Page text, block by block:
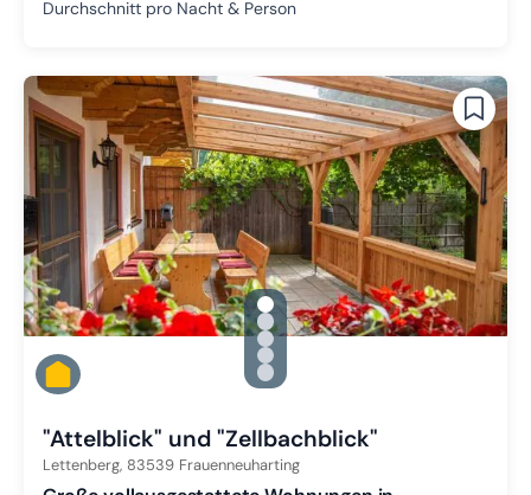
Durchschnitt pro Nacht & Person
gallery.slide_selector
Zu Slide 1 wechseln
Zu Slide 2 wechseln
Zu Slide 3 wechseln
Zu Slide 4 wechseln
Zu Slide 5 wechseln
"Attelblick" und "Zellbachblick"
Lettenberg, 83539 Frauenneuharting